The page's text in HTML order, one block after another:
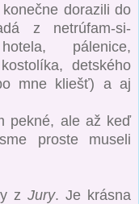
dorazili do
z netrúfam-si-
hotela, pálenice,
detského
mne kliešť) a aj
pekné, ale až keď
proste museli
z Jury. Je krásna